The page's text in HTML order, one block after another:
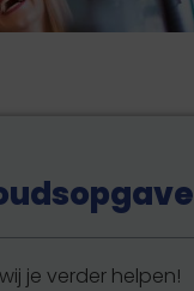
je verder helpen!